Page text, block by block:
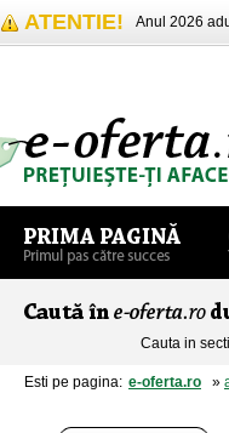
ATENTIE! Anul 2026
Cauta in
Esti pe pagina: e-oferta.ro »